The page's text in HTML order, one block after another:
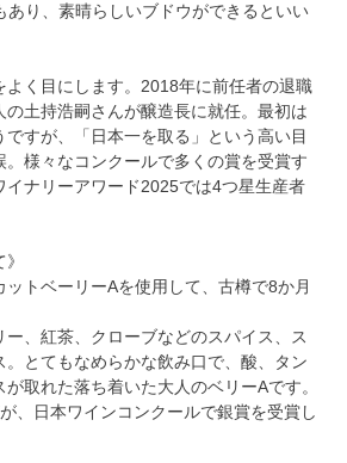
り、素晴らしいブドウができるといい
よく目にします。2018年に前任者の退職
の土持浩嗣さんが醸造長に就任。最初は
すが、「日本一を取る」という高い目
様々なコンクールで多くの賞を受賞す
イナリーアワード2025では4つ星生産者
トベーリーAを使用して、古樽で8か月
ー、紅茶、クローブなどのスパイス、ス
。とてもなめらかな飲み口で、酸、タン
取れた落ち着いた大人のベリーAです。
、日本ワインコンクールで銀賞を受賞し